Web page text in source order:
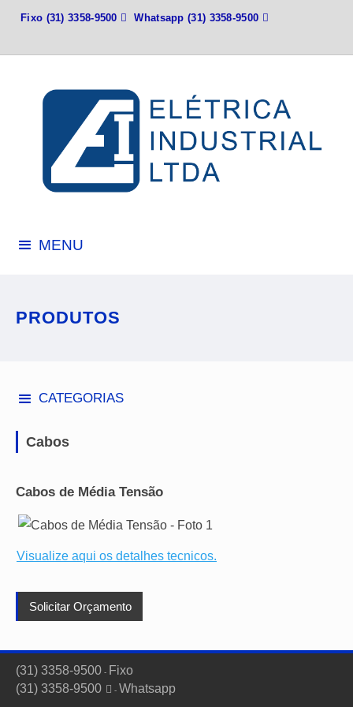
Fixo (31) 3358-9500  Whatsapp(31) 3358-9500 
MENU
PRODUTOS
CATEGORIAS
Cabos
Cabos de Média Tensão
Visualize aqui os detalhes tecnicos.
Solicitar Orçamento
(31) 3358-9500 - Fixo
(31) 3358-9500  - Whatsapp